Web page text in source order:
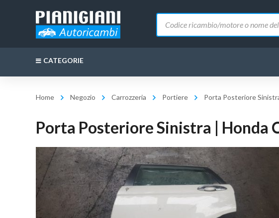
prodotti
CATEGORIE
Home Negozio Carrozzeria Portiere Porta Posteriore
Porta Posteriore Sinistra | Honda